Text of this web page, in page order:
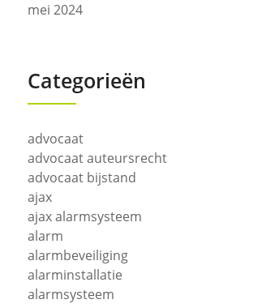
mei 2024
Categorieën
advocaat
advocaat auteursrecht
advocaat bijstand
ajax
ajax alarmsysteem
alarm
alarmbeveiliging
alarminstallatie
alarmsysteem